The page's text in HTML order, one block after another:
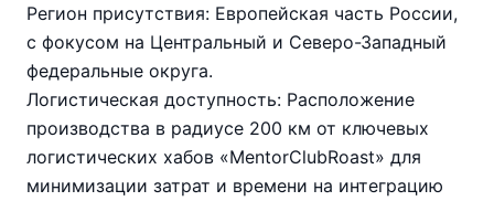
Регион присутствия: Европейская часть России,
с фокусом на Центральный и Северо-Западный
федеральные округа.
Логистическая доступность: Расположение
производства в радиусе 200 км от ключевых
логистических хабов «MentorClubRoast» для
минимизации затрат и времени на интеграцию